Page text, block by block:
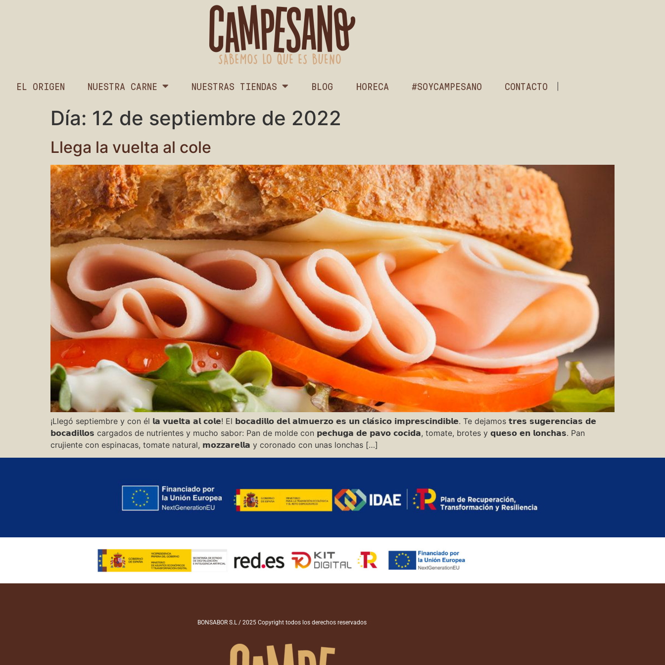
EL ORIGEN NUESTRA CARNE NUESTRAS TIENDAS BLOG HORECA #SOYCAMPESANO CONTACTO
Día: 12 de septiembre de 2022
Llega la vuelta al cole
¡Llegó septiembre y con él 𝗹𝗮 𝘃𝘂𝗲𝗹𝘁𝗮 𝗮𝗹 𝗰𝗼𝗹𝗲! El 𝗯𝗼𝗰𝗮𝗱𝗶𝗹𝗹𝗼 𝗱𝗲𝗹 𝗮𝗹𝗺𝘂𝗲𝗿𝘇𝗼 𝗲𝘀 𝘂𝗻 𝗰𝗹𝗮́𝘀𝗶𝗰𝗼 𝗶𝗺𝗽𝗿𝗲𝘀𝗰𝗶𝗻𝗱𝗶𝗯𝗹𝗲. Te dejamos 𝘁𝗿𝗲𝘀 𝘀𝘂𝗴𝗲𝗿𝗲𝗻𝗰𝗶𝗮𝘀 𝗱𝗲
𝗯𝗼𝗰𝗮𝗱𝗶𝗹𝗹𝗼𝘀 cargados de nutrientes y mucho sabor: Pan de molde con 𝗽𝗲𝗰𝗵𝘂𝗴𝗮 𝗱𝗲 𝗽𝗮𝘃𝗼 𝗰𝗼𝗰𝗶𝗱𝗮, tomate, brotes y 𝗾𝘂𝗲𝘀𝗼 𝗲𝗻 𝗹𝗼𝗻𝗰𝗵𝗮𝘀. Pan
crujiente con espinacas, tomate natural, 𝗺𝗼𝘇𝘇𝗮𝗿𝗲𝗹𝗹𝗮 y coronado con unas lonchas […]
BONSABOR S.L / 2025 Copyright todos los derechos reservados